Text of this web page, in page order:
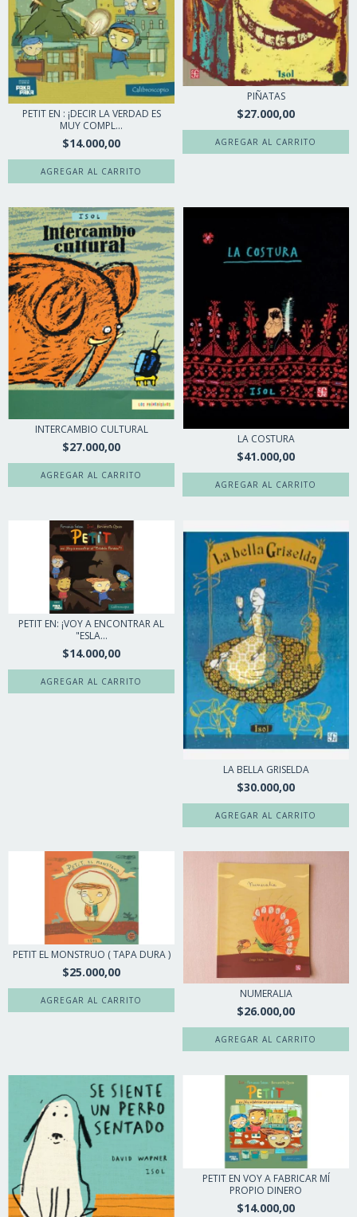
PETIT EN : ¡DECIR LA VERDAD ES
MUY COMPL...
$14.000,00
PIÑATAS
$27.000,00
INTERCAMBIO CULTURAL
$27.000,00
LA COSTURA
$41.000,00
PETIT EN: ¡VOY A ENCONTRAR AL
"ESLA...
$14.000,00
LA BELLA GRISELDA
$30.000,00
PETIT EL MONSTRUO ( TAPA DURA )
$25.000,00
NUMERALIA
$26.000,00
PETIT EN VOY A FABRICAR MÍ
PROPIO DINERO
$14.000,00